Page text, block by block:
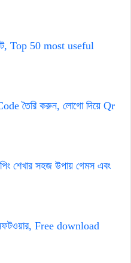
Top 50 most useful
তৈরি করুন, লোগো দিয়ে Qr
শেখার সহজ উপায় গেমস এবং
Free download